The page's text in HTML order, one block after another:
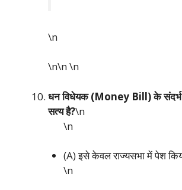
\n
\n\n\n
धन विधेयक (Money Bill) के
सत्य है?\n
\n
(A) इसे केवल राज्यसभा में पेश
\n